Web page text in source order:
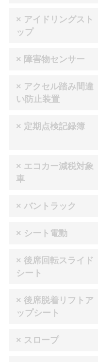
× アイドリングスト
ップ
× 障害物センサー
× アクセル踏み間違
い防止装置
× 定期点検記録簿
× エコカー減税対象
車
× バントラック
× シート電動
× 後席回転スライド
シート
× 後席脱着リフトア
ップシート
× スロープ